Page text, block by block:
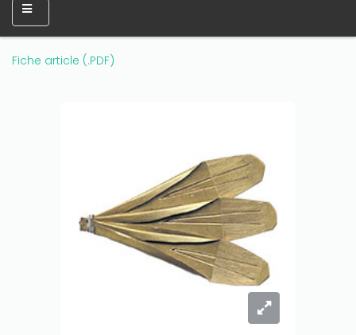
Fiche article (.PDF)